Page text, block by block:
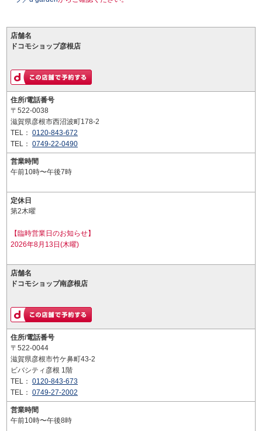
店舗名
ドコモショップ彦根店
住所/電話番号
〒522-0038
滋賀県彦根市西沼波町178-2
TEL： 0120-843-672
TEL： 0749-22-0490
営業時間
午前10時〜午後7時
定休日
第2木曜
【臨時営業日のお知らせ】
2026年8月13日(木曜)
店舗名
ドコモショップ南彦根店
住所/電話番号
〒522-0044
滋賀県彦根市竹ケ鼻町43-2
ビバシティ彦根 1階
TEL： 0120-843-673
TEL： 0749-27-2002
営業時間
午前10時〜午後8時